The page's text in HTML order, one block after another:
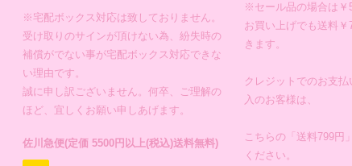
※宅配ボックス対応は致しておりません。
受け取りのサインが頂けない為、紛失時の
補償がでない事が宅配ボックス対応できな
い理由です。
誠に申し訳ございません。何卒、ご理解の
ほど、宜しくお願い申しあげます。
佐川急便(定価 5500円以上(税込)送料無料)
※セール品の場合は￥
お買い上げでも送料
きます。
クレジットでのお支
入のお客様は、
こちらの「送料799円
ください。